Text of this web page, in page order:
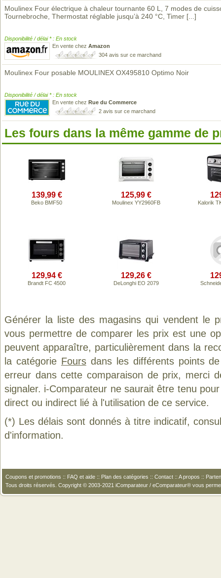
Moulinex Four électrique à chaleur tournante 60 L, 7 modes de
Tournebroche, Thermostat réglable jusqu’à 240 °C, Timer [...]
Disponibilité / délai * : En stock
En vente chez Amazon
304 avis sur ce marchand
Moulinex Four posable MOULINEX OX495810 Optimo Noir
Disponibilité / délai * : En stock
En vente chez Rue du Commerce
2 avis sur ce marchand
Les fours dans la même gamme de
139,99 €
Beko BMF50
125,99 €
Moulinex YY2960FB Kalorik
129,94 €
Brandt FC 4500
129,26 €
DeLonghi EO 2079
Générer la liste des magasins qui vendent le
vous permettre de comparer les prix est une
peuvent apparaître, particulièrement dans la
la catégorie Foursdans les différents points
erreur dans cette comparaison de prix, merci
signaler. i-Comparateur ne saurait être tenu
direct ou indirect lié à l'utilisation de ce service.
(*) Les délais sont donnés à titre indicatif,
d'information.
Coupons et promotions :: FAQ et aide :: Plan des catégories :: Contact :: A propos ::
Tous droits réservés. Copyright © 2003-2021 iComparateur / eComparateur® vous